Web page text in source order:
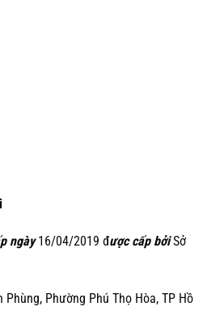
ngày16/04/2019 được cấp bởiSở
Phường Phú Thọ Hòa, TP Hồ